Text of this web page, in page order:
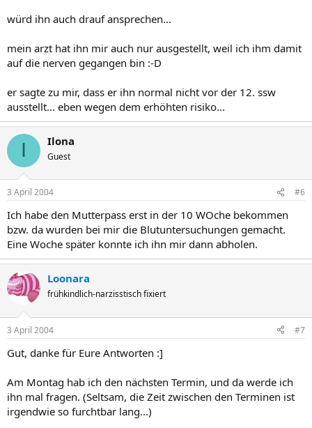
würd ihn auch drauf ansprechen...
mein arzt hat ihn mir auch nur ausgestellt, weil ich ihm damit
auf die nerven gegangen bin :-D
er sagte zu mir, dass er ihn normal nicht vor der 12. ssw
ausstellt... eben wegen dem erhöhten risiko...
I Ilona
Guest
3 April 2004 #6
Ich habe den Mutterpass erst in der 10 WOche bekommen
bzw. da wurden bei mir die Blutuntersuchungen gemacht.
Eine Woche später konnte ich ihn mir dann abholen.
Loonara
frühkindlich-narzisstisch fixiert
3 April 2004 #7
Gut, danke für Eure Antworten :]
Am Montag hab ich den nächsten Termin, und da werde ich
ihn mal fragen. (Seltsam, die Zeit zwischen den Terminen ist
irgendwie so furchtbar lang...)